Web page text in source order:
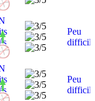
Peu
Peu